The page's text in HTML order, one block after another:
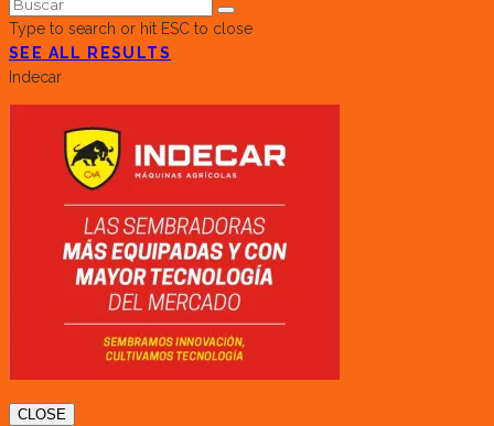
Type to search or hit ESC to close
SEE ALL RESULTS
Indecar
CLOSE